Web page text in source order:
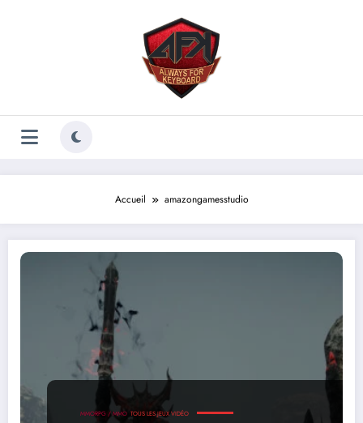
Accueil amazongamesstudio
MMORPG / MMO TOUS LES JEUX VIDÉO